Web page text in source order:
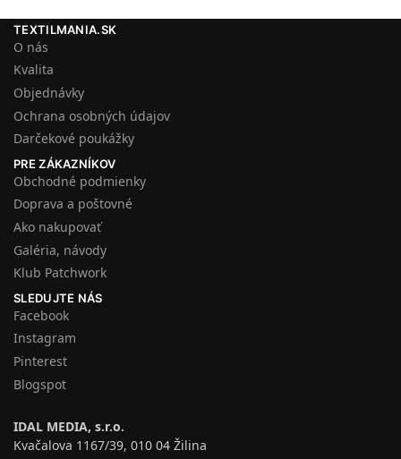
TEXTILMANIA.SK
O nás
Kvalita
Objednávky
Ochrana osobných údajov
Darčekové poukážky
PRE ZÁKAZNÍKOV
Obchodné podmienky
Doprava a poštovné
Ako nakupovať
Galéria, návody
Klub Patchwork
SLEDUJTE NÁS
Facebook
Instagram
Pinterest
Blogspot
IDAL MEDIA, s.r.o.
Kvačalova 1167/39, 010 04 Žilina